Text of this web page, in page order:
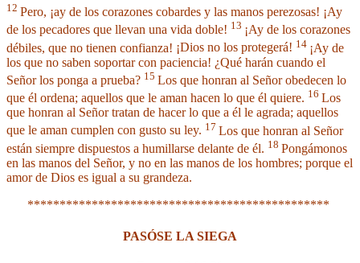
12 Pero, ¡ay de los corazones cobardes y las manos perezosas! ¡Ay
de los pecadores que llevan una vida doble! 13 ¡Ay de los corazones
débiles, que no tienen confianza! ¡Dios no los protegerá! 14 ¡Ay de
los que no saben soportar con paciencia! ¿Qué harán cuando el
Señor los ponga a prueba? 15 Los que honran al Señor obedecen lo
que él ordena; aquellos que le aman hacen lo que él quiere. 16 Los
que honran al Señor tratan de hacer lo que a él le agrada; aquellos
que le aman cumplen con gusto su ley. 17 Los que honran al Señor
están siempre dispuestos a humillarse delante de él. 18 Pongámonos
en las manos del Señor, y no en las manos de los hombres; porque el
amor de Dios es igual a su grandeza.
***********************************************
PASÓSE LA SIEGA